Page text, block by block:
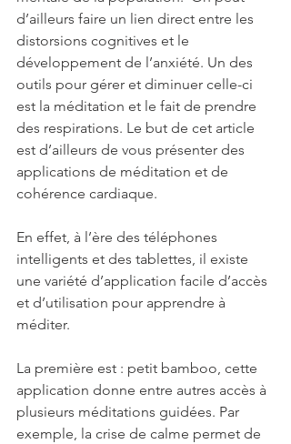
d’ailleurs faire un lien direct entre les
distorsions cognitives et le
développement de l’anxiété. Un des
outils pour gérer et diminuer celle-ci
est la méditation et le fait de prendre
des respirations. Le but de cet article
est d’ailleurs de vous présenter des
applications de méditation et de
cohérence cardiaque.
En effet, à l’ère des téléphones
intelligents et des tablettes, il existe
une variété d’application facile d’accès
et d’utilisation pour apprendre à
méditer.
La première est : petit bamboo, cette
application donne entre autres accès à
plusieurs méditations guidées. Par
exemple, la crise de calme permet de